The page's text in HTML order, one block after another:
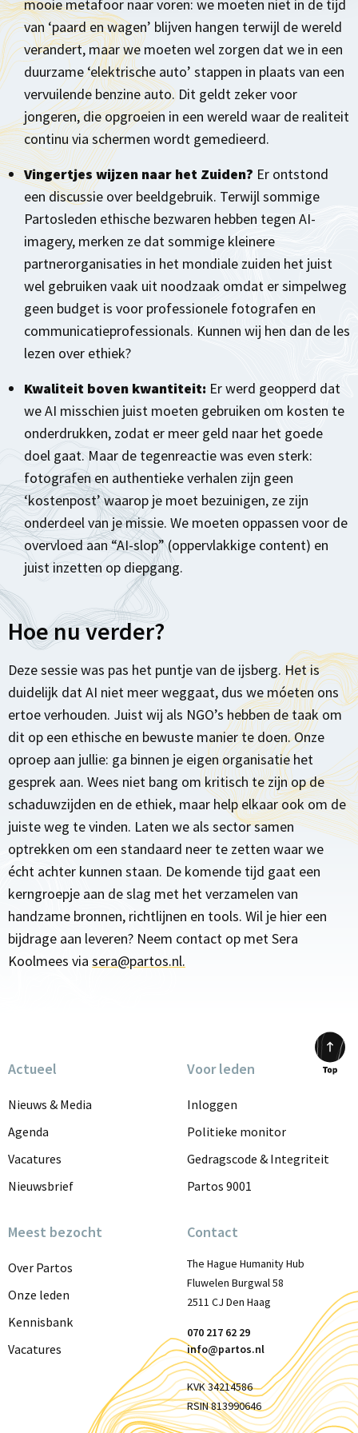
mooie metafoor naar voren: we moeten niet in de tijd
van ‘paard en wagen’ blijven hangen terwijl de wereld
verandert, maar we moeten wel zorgen dat we in een
duurzame ‘elektrische auto’ stappen in plaats van een
vervuilende benzine auto. Dit geldt zeker voor
jongeren, die opgroeien in een wereld waar de realiteit
continu via schermen wordt gemedieerd.
Vingertjes wijzen naar het Zuiden? Er ontstond
een discussie over beeldgebruik. Terwijl sommige
Partosleden ethische bezwaren hebben tegen AI-
imagery, merken ze dat sommige kleinere
partnerorganisaties in het mondiale zuiden het juist
wel gebruiken vaak uit noodzaak omdat er simpelweg
geen budget is voor professionele fotografen en
communicatieprofessionals. Kunnen wij hen dan de les
lezen over ethiek?
Kwaliteit boven kwantiteit: Er werd geopperd dat
we AI misschien juist moeten gebruiken om kosten te
onderdrukken, zodat er meer geld naar het goede
doel gaat. Maar de tegenreactie was even sterk:
fotografen en authentieke verhalen zijn geen
‘kostenpost’ waarop je moet bezuinigen, ze zijn
onderdeel van je missie. We moeten oppassen voor de
overvloed aan “AI-slop” (oppervlakkige content) en
juist inzetten op diepgang.
Hoe nu verder?
Deze sessie was pas het puntje van de ijsberg. Het is
duidelijk dat AI niet meer weggaat, dus we móeten ons
ertoe verhouden. Juist wij als NGO’s hebben de taak om
dit op een ethische en bewuste manier te doen. Onze
oproep aan jullie: ga binnen je eigen organisatie het
gesprek aan. Wees niet bang om kritisch te zijn op de
schaduwzijden en de ethiek, maar help elkaar ook om de
juiste weg te vinden. Laten we als sector samen
optrekken om een standaard neer te zetten waar we
écht achter kunnen staan. De komende tijd gaat een
kerngroepje aan de slag met het verzamelen van
handzame bronnen, richtlijnen en tools. Wil je hier een
bijdrage aan leveren? Neem contact op met Sera
Koolmees via sera@partos.nl.
Actueel
Nieuws & Media
Agenda
Vacatures
Nieuwsbrief
Voor leden
Inloggen
Politieke monitor
Gedragscode & Integriteit
Partos 9001
Meest bezocht
Over Partos
Onze leden
Kennisbank
Vacatures
Contact
The Hague Humanity Hub
Fluwelen Burgwal 58
2511 CJ Den Haag
070 217 62 29
info@partos.nl
KVK 34214586
RSIN 813990646